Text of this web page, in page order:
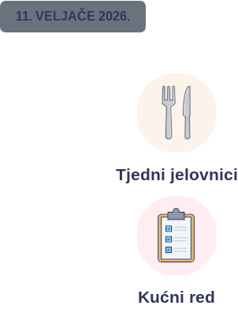
11. VELJAČE 2026.
Tjedni jelovnici
Kućni red